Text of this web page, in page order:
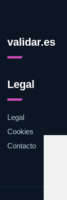
validar.es
Legal
Legal
Cookies
Contacto